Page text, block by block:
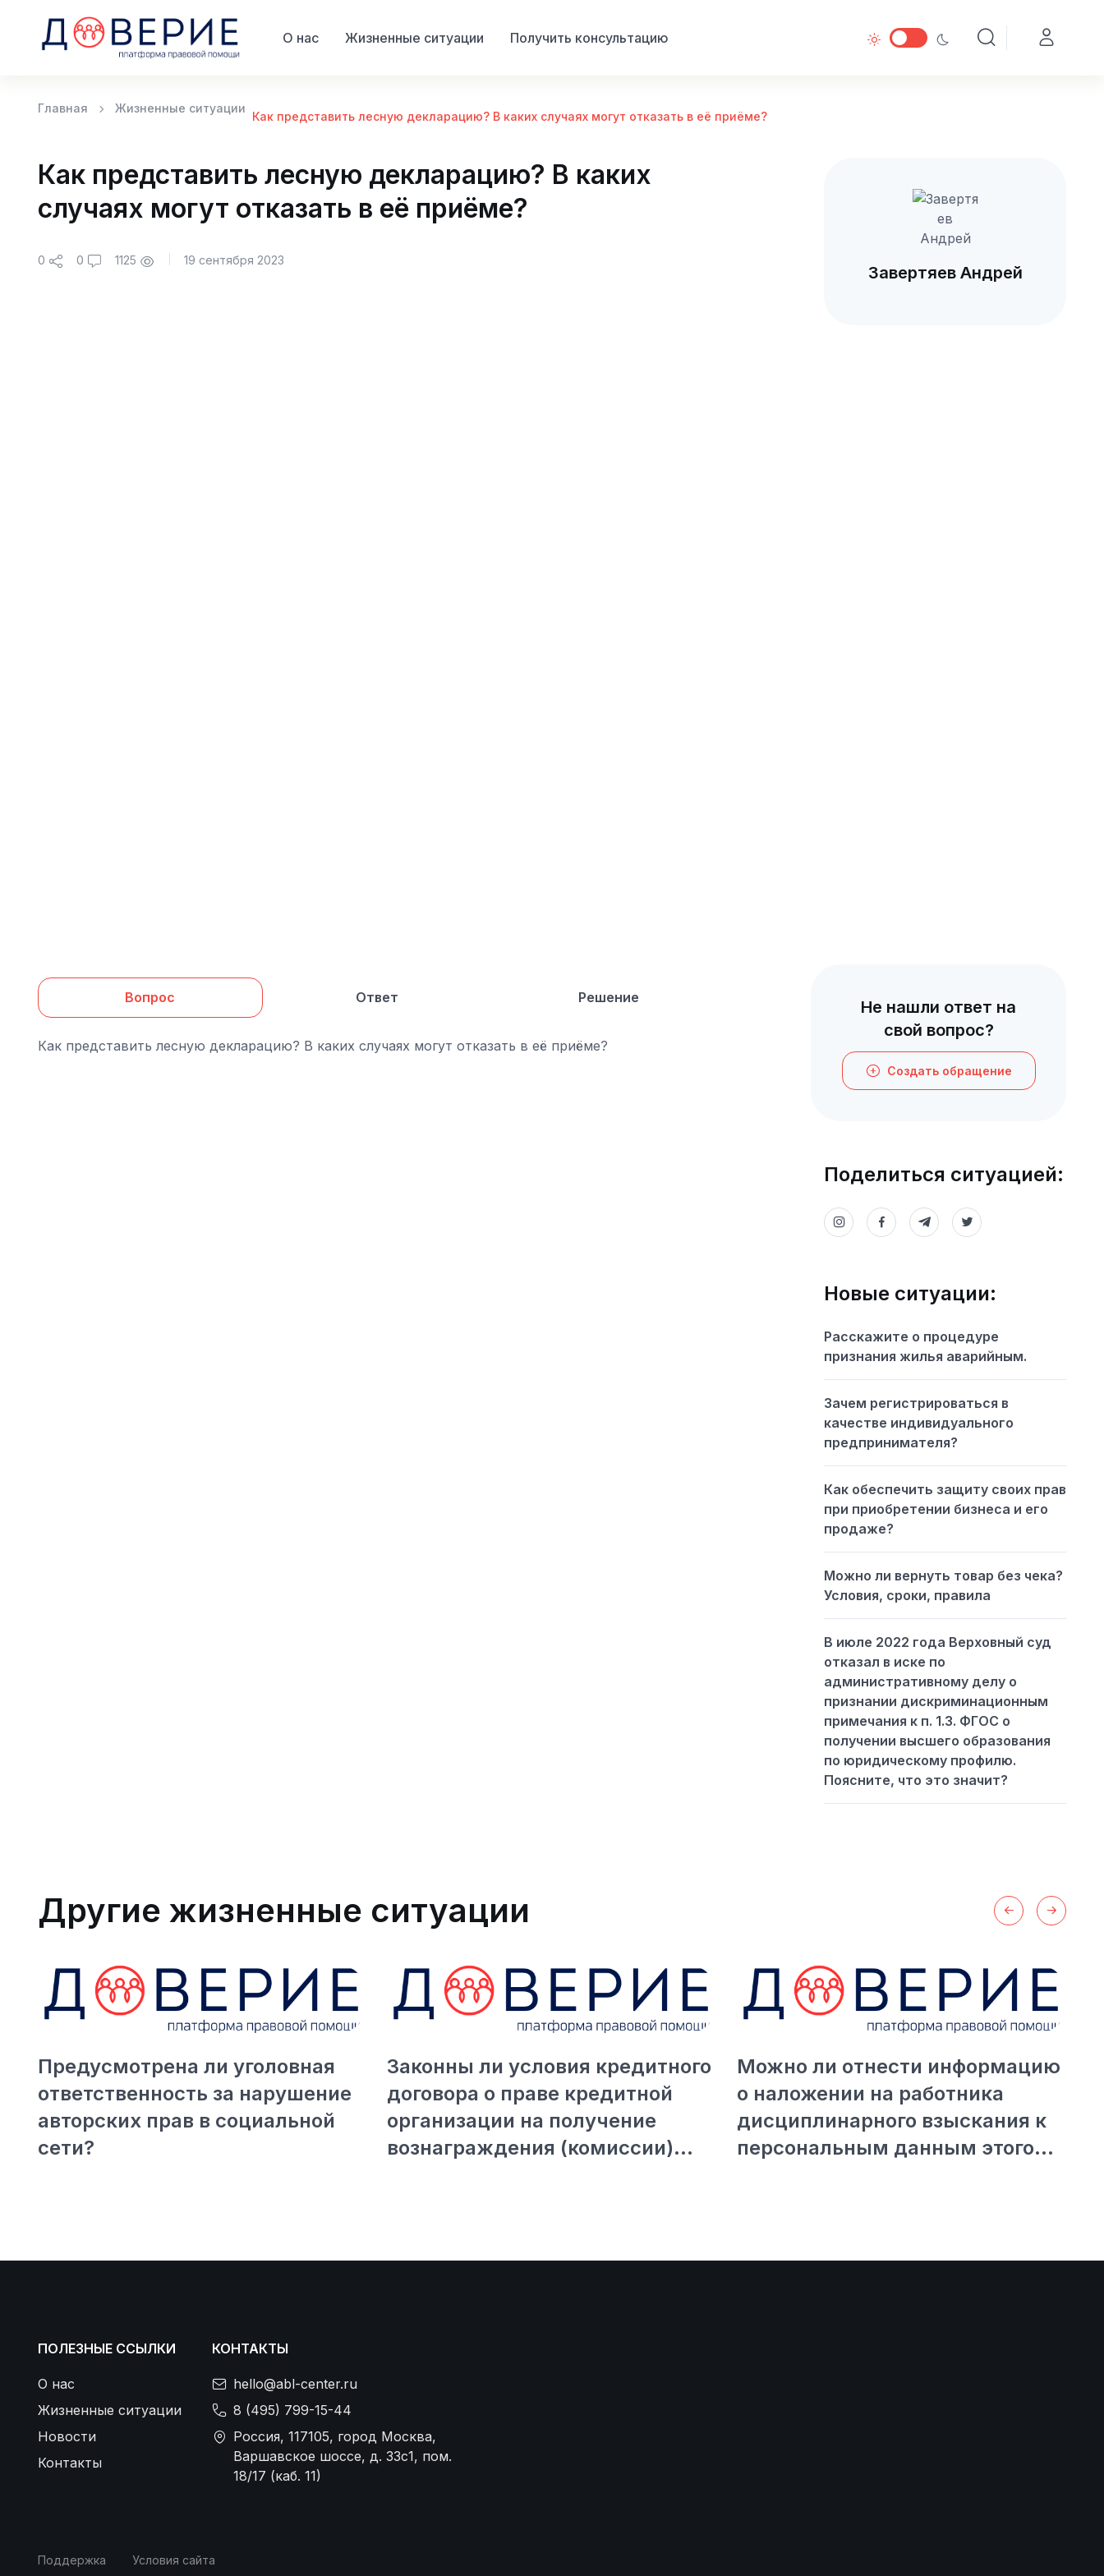
О нас Жизненные ситуации Получить консультацию
Главная Жизненные ситуации
Как представить лесную декларацию? В каких случаях могут отказать в её приёме?
Как представить лесную декларацию? В каких
случаях могут отказать в её приёме?
0 0 1125 19 сентября 2023
Завертяев Андрей
Вопрос Ответ Решение
Как представить лесную декларацию? В каких случаях могут отказать в её приёме?
Не нашли ответ на
свой вопрос?
Создать обращение
Поделиться ситуацией:
Новые ситуации:
Расскажите о процедуре
признания жилья аварийным.
Зачем регистрироваться в
качестве индивидуального
предпринимателя?
Как обеспечить защиту своих прав
при приобретении бизнеса и его
продаже?
Можно ли вернуть товар без чека?
Условия, сроки, правила
В июле 2022 года Верховный суд
отказал в иске по
административному делу о
признании дискриминационным
примечания к п. 1.3. ФГОС о
получении высшего образования
по юридическому профилю.
Поясните, что это значит?
Другие жизненные ситуации
Предусмотрена ли уголовная
ответственность за нарушение
авторских прав в социальной
сети?
Законны ли условия кредитного
договора о праве кредитной
организации на получение
вознаграждения (комиссии)
Можно ли отнести информацию
о наложении на работника
дисциплинарного взыскания к
персональным данным этого
ПОЛЕЗНЫЕ ССЫЛКИ
О нас
Жизненные ситуации
Новости
Контакты
КОНТАКТЫ
hello@abl-center.ru
8 (495) 799-15-44
Россия, 117105, город Москва,
Варшавское шоссе, д. 33с1, пом.
18/17 (каб. 11)
Поддержка Условия сайта